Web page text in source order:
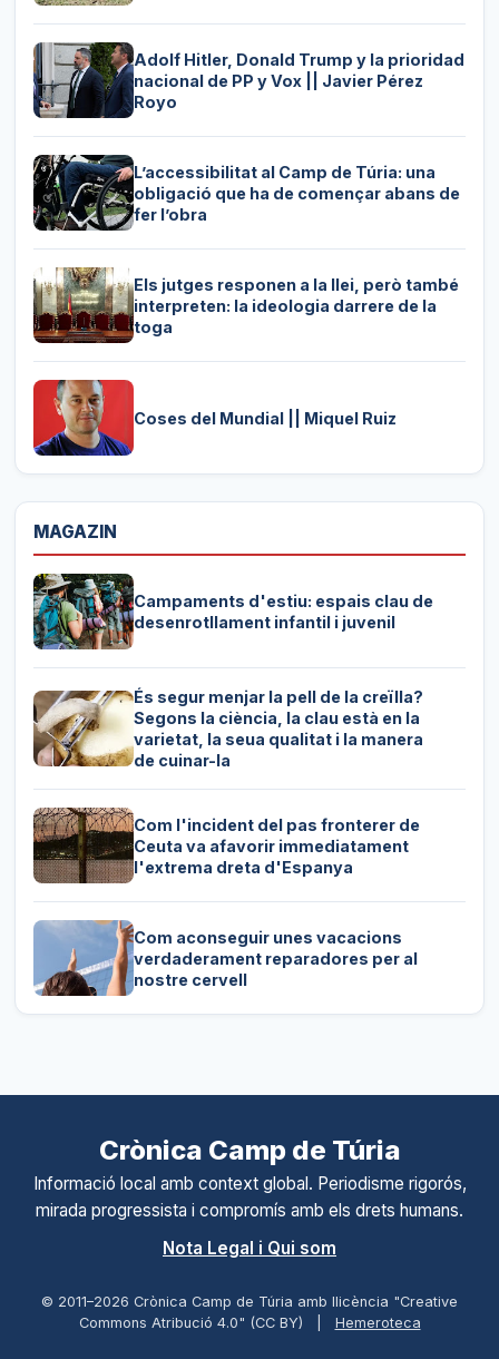
Adolf Hitler, Donald Trump y la prioridad
nacional de PP y Vox || Javier Pérez
Royo
L’accessibilitat al Camp de Túria: una
obligació que ha de començar abans de
fer l’obra
Els jutges responen a la llei, però també
interpreten: la ideologia darrere de la
toga
Coses del Mundial || Miquel Ruiz
MAGAZIN
Campaments d'estiu: espais clau de
desenrotllament infantil i juvenil
És segur menjar la pell de la creïlla?
Segons la ciència, la clau està en la
varietat, la seua qualitat i la manera
de cuinar-la
Com l'incident del pas fronterer de
Ceuta va afavorir immediatament
l'extrema dreta d'Espanya
Com aconseguir unes vacacions
verdaderament reparadores per al
nostre cervell
Crònica Camp de Túria
Informació local amb context global. Periodisme rigorós,
mirada progressista i compromís amb els drets humans.
Nota Legal i Qui som
© 2011–2026 Crònica Camp de Túria amb llicència "Creative
Commons Atribució 4.0" (CC BY)
Hemeroteca